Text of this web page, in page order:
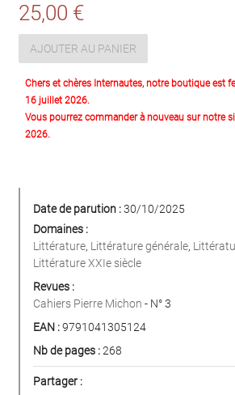
25,00 €
AJOUTER AU PANIER
Chers et chères Internautes, notre boutique est
16 juillet 2026.
Vous pourrez commander à nouveau sur notre
2026.
Date de parution :30/10/2025
Domaines :
Littérature, Littérature générale,
Littérature XXIe siècle
Revues :
Cahiers Pierre Michon - N° 3
EAN :9791041305124
Nb de pages :268
Partager :